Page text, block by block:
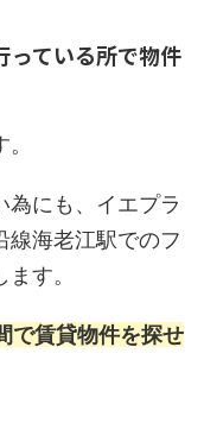
っている所で物件
為にも、イエプラ
線海老江駅でのフ
す。
で賃貸物件を探せ